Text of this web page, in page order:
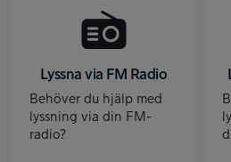
Lyssna via FM Radio
Behöver du hjälp med
lyssning via din FM-
radio?